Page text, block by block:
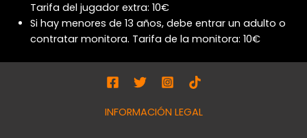
Tarifa del jugador extra: 10€
Si hay menores de 13 años, debe entrar un adulto o
contratar monitora. Tarifa de la monitora: 10€
INFORMACIÓN LEGAL